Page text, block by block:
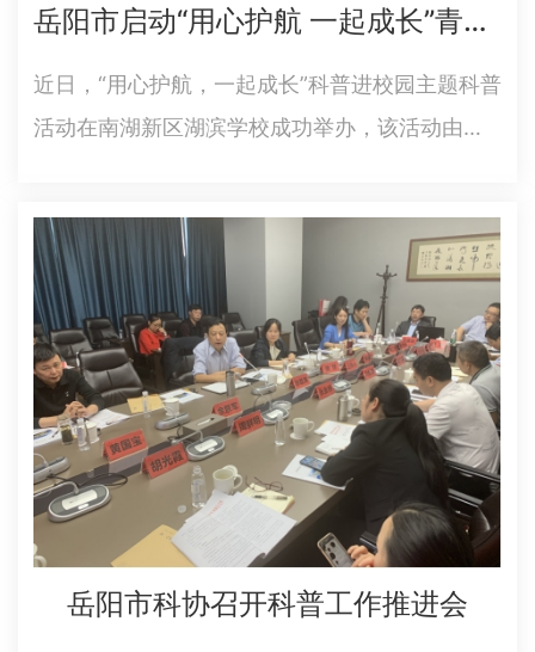
岳阳市启动“用心护航 一起成长”青少年心理健康科普进校园活动
近日，“用心护航，一起成长”科普进校园主题科普
活动在南湖新区湖滨学校成功举办，该活动由岳
体局承办，市健康管理协会协办。该校七年级全
体学生参加了此次活动。活动特邀国家二级心理
咨询师、湖南省家庭教育研究…
岳阳市科协召开科普工作推进会